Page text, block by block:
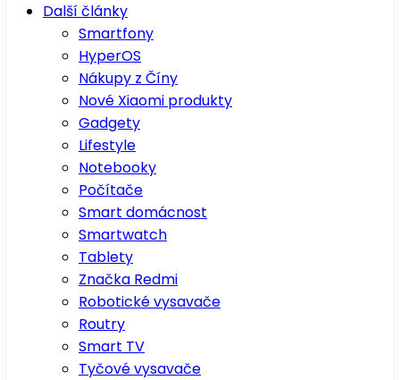
Další články
Smartfony
HyperOS
Nákupy z Číny
Nové Xiaomi produkty
Gadgety
Lifestyle
Notebooky
Počítače
Smart domácnost
Smartwatch
Tablety
Značka Redmi
Robotické vysavače
Routry
Smart TV
Tyčové vysavače